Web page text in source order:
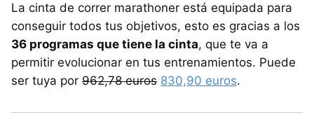
La cinta de correr marathoner está equipada para
conseguir todos tus objetivos, esto es gracias a los
36 programas que tiene la cinta, que te va a
permitir evolucionar en tus entrenamientos. Puede
ser tuya por 962,78 euros 830,90 euros.